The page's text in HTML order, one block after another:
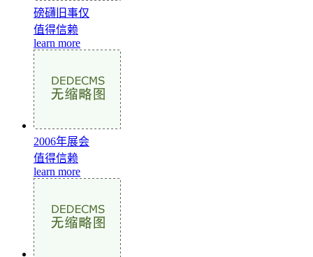
磅礴旧事仅
值得信赖
learn more
2006年展会
值得信赖
learn more